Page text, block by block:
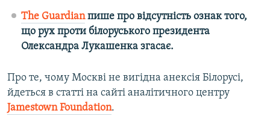
The Guardianпише про відсутність ознак того,
що рух проти білоруського президента
Олександра Лукашенка згасає.
Про те, чому Москві не вигідна анексія Білорусі,
йдеться в статті на сайті аналітичного центру
Jamestown Foundation.